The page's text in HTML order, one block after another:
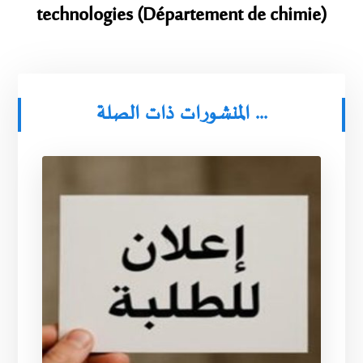
technologies (Département de chimie)
المنشورات ذات الصلة ...